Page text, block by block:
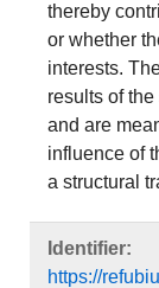
thereby
or whether
interests.
results of
and are
influence of
a structural
Identifier:
https://